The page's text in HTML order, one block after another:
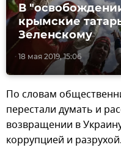
18 мая 2019, 15:06
В
крымские
Зеленскому
По словам
перестали думать и
возвращении в
коррупцией и разрухой.